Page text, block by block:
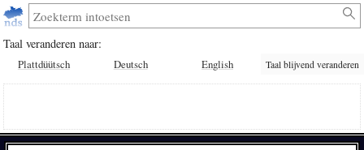
Taal veranderen naar:
Plattdüütsch Deutsch English Taal blijvend veranderen